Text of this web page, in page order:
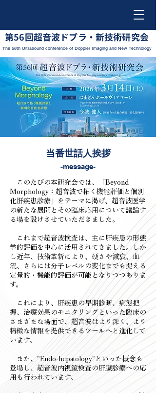
​第56回超音波ドプラ・新技術研究会
The 56th Ultrasound conference of Doppler Imaging and New Technology
当番世話人挨拶
-message-
このたびの本研究会では、「Beyond
Morphology：超音波で拓く機能評価と個別
化肝疾患診療」をテーマに掲げ、超音波医学
の新たな展開とその臨床応用について議論す
る場を設けさせていただきました。
これまで超音波検査は、主に肝疾患の形態
学的評価を中心に活用されてきました。しか
し近年、技術革新により、硬さや減衰、血
流、さらには分子レベルの変化までも捉える
定量的・機能的評価が可能となりつつありま
す。
これにより、肝疾患の早期診断、病態把
握、治療効果のモニタリングといった臨床の
さまざまな場面で、超音波はより深く、より
精緻な情報を提供できるツールへと進化して
います。
また、"Endo-hepatology"といった概念も
登場し、超音波内視鏡検査の肝臓診療への応
用も行われています。